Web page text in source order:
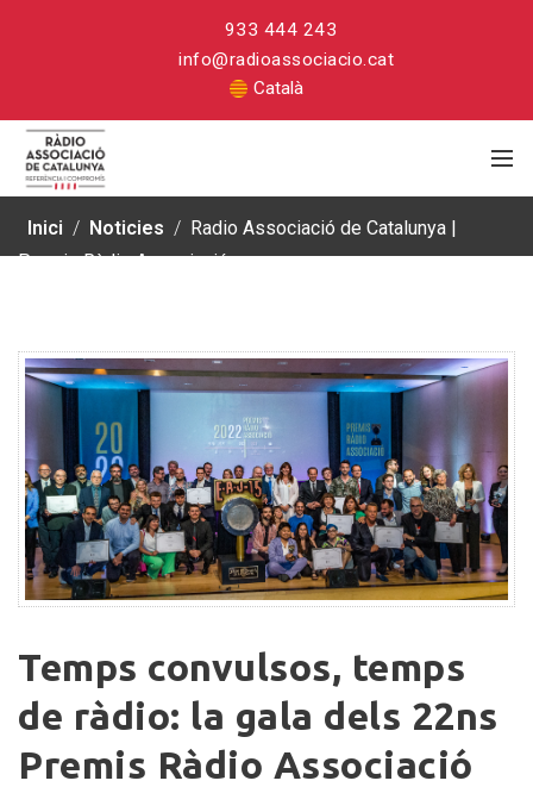
933 444 243
info@radioassociacio.cat
Català
Inici / Noticies / Radio Associació de Catalunya |
Premis Ràdio Associació
convulsos,
temps
de
ràdio:
Temps convulsos, temps
de ràdio: la gala dels 22ns
Premis Ràdio Associació